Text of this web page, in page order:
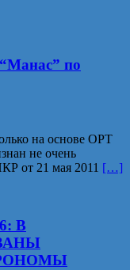
по
на основе ОРТ
не очень
от 21 мая 2011 […]
В